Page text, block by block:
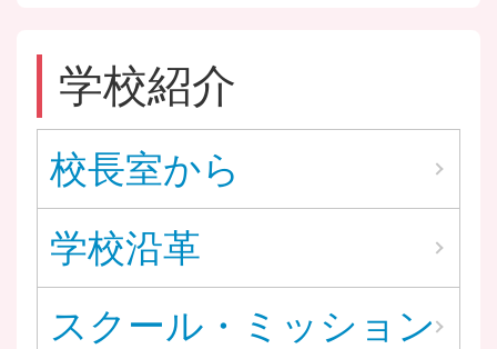
学校紹介
校長室から
学校沿革
スクール・ミッション